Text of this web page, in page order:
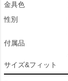
金具色
性別
付属品
サイズ&フィット